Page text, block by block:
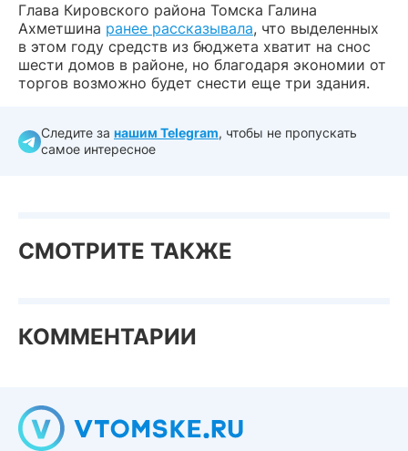
Глава Кировского района Томска Галина
Ахметшина ранее рассказывала, что выделенных
в этом году средств из бюджета хватит на снос
шести домов в районе, но благодаря экономии от
торгов возможно будет снести еще три здания.
Следите за нашим Telegram, чтобы не пропускать
самое интересное
СМОТРИТЕ ТАКЖЕ
КОММЕНТАРИИ